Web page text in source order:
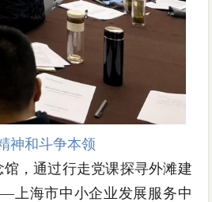
神和斗争本领
，通过行走党课探寻外滩建
上海市中小企业发展服务中